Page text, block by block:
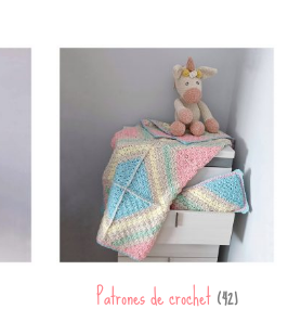
Patrones de crochet(42)